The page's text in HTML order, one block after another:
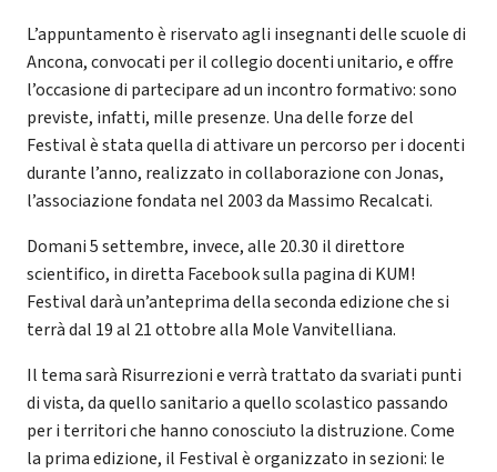
L’appuntamento è riservato agli insegnanti delle scuole di
Ancona, convocati per il collegio docenti unitario, e offre
l’occasione di partecipare ad un incontro formativo: sono
previste, infatti, mille presenze. Una delle forze del
Festival è stata quella di attivare un percorso per i docenti
durante l’anno, realizzato in collaborazione con Jonas,
l’associazione fondata nel 2003 da Massimo Recalcati.
Domani 5 settembre, invece, alle 20.30 il direttore
scientifico, in diretta Facebook sulla pagina di KUM!
Festival darà un’anteprima della seconda edizione che si
terrà dal 19 al 21 ottobre alla Mole Vanvitelliana.
Il tema sarà Risurrezioni e verrà trattato da svariati punti
di vista, da quello sanitario a quello scolastico passando
per i territori che hanno conosciuto la distruzione. Come
la prima edizione, il Festival è organizzato in sezioni: le